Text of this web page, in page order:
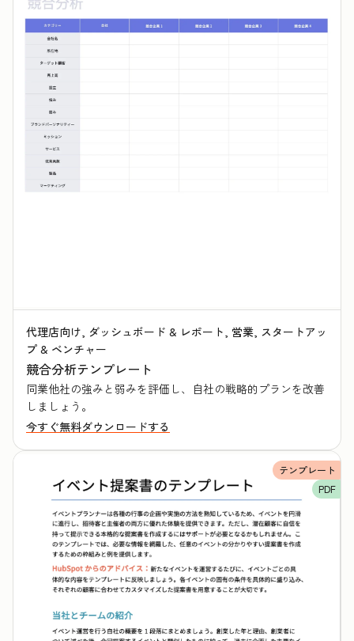
代理店向け, ダッシュボード & レポート, 営業, スタートアッ
プ & ベンチャー
競合分析テンプレート
同業他社の強みと弱みを評価し、自社の戦略的プランを改善
しましょう。
今すぐ無料ダウンロードする
テンプレート
PDF